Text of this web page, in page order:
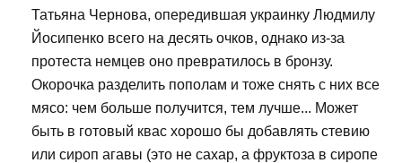
Татьяна Чернова, опередившая украинку Людмилу
Йосипенко всего на десять очков, однако из-за
протеста немцев оно превратилось в бронзу.
Окорочка разделить пополам и тоже снять с них все
мясо: чем больше получится, тем лучше... Может
быть в готовый квас хорошо бы добавлять стевию
или сироп агавы (это не сахар, а фруктоза в сиропе